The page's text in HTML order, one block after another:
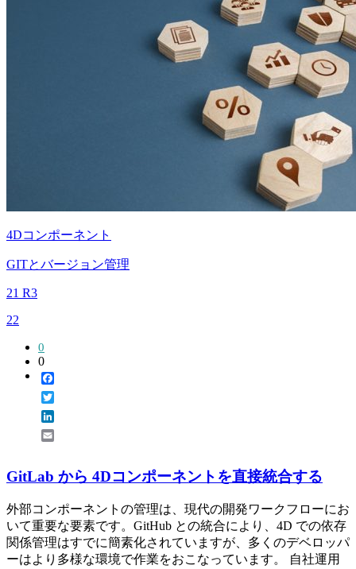
4Dコンポーネント
GITとバージョン管理
21 R3
22
0
0
GitLab から 4Dコンポーネントを直接統合する
外部コンポーネントの管理は、現代の開発ワークフローにお
いて重要な要素です。GitHub との統合により、4D での依存
関係管理はすでに簡素化されていますが、多くのデベロッパ
ーはより多様な環境で作業をおこなっています。 自社運用